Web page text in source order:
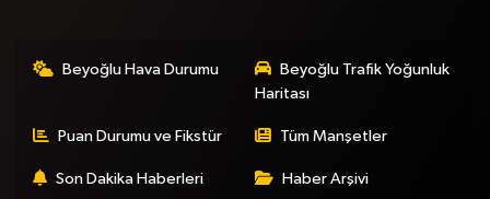
Beyoğlu Hava Durumu
Beyoğlu Trafik Yoğunluk
Haritası
Puan Durumu ve Fikstür Tüm Manşetler
Son Dakika Haberleri Haber Arşivi